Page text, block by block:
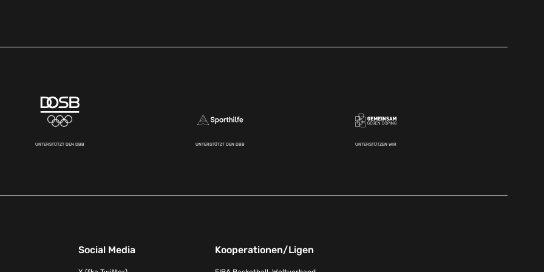
UNTERSTÜTZT DEN DBB UNTERSTÜTZT DEN DBB UNTERSTÜTZEN WIR
Social Media Kooperationen/Ligen